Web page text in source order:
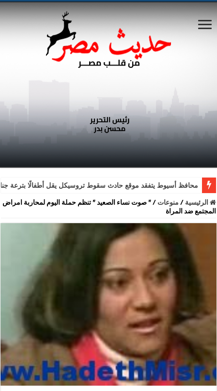
محافظ أسيوط يتفقد موقع حادث سقوط تروسيكل يقل أطفالًا بترعة
الرئيسية / منوعات /” صوت نساء الصعيد ” تنظم حملة اليوم لمحاربة امراض
المجتمع ضد المراة